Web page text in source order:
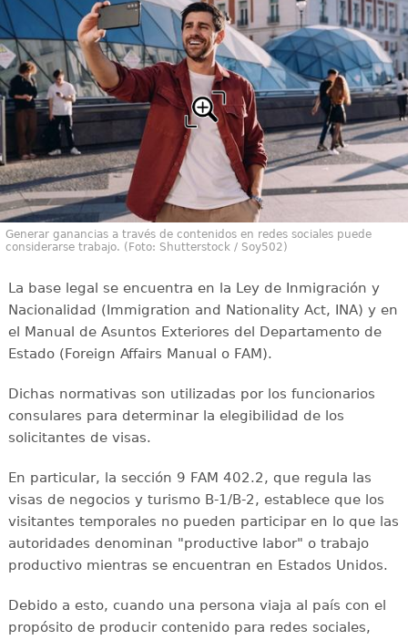
Generar ganancias a través de contenidos en redes sociales puede
considerarse trabajo. (Foto: Shutterstock / Soy502)
La base legal se encuentra en la Ley de Inmigración y
Nacionalidad (Immigration and Nationality Act, INA) y en
el Manual de Asuntos Exteriores del Departamento de
Estado (Foreign Affairs Manual o FAM).
Dichas normativas son utilizadas por los funcionarios
consulares para determinar la elegibilidad de los
solicitantes de visas.
En particular, la sección 9 FAM 402.2, que regula las
visas de negocios y turismo B-1/B-2, establece que los
visitantes temporales no pueden participar en lo que las
autoridades denominan "productive labor" o trabajo
productivo mientras se encuentran en Estados Unidos.
Debido a esto, cuando una persona viaja al país con el
propósito de producir contenido para redes sociales,